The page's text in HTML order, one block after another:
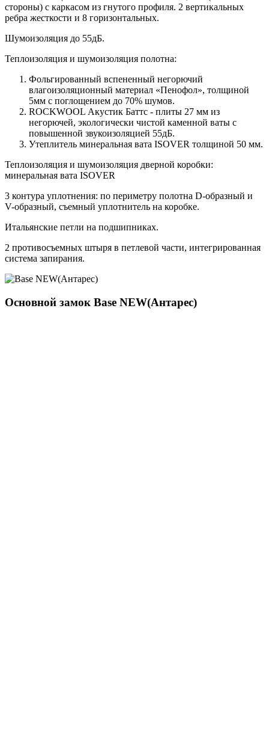
стороны) c каркасом из гнутого профиля. 2 вертикальных
ребра жесткости и 8 горизонтальных.
Шумоизоляция до 55дБ.
Теплоизоляция и шумоизоляция полотна:
Фольгированный вспененный негорючий
влагоизоляционный материал «Пенофол», толщиной
5мм с поглощением до 70% шумов.
ROCKWOOL Акустик Баттс - плиты 27 мм из
негорючей, экологически чистой каменной ваты с
повышенной звукоизоляцией 55дБ.
Утеплитель минеральная вата ISOVER толщиной 50 мм.
Теплоизоляция и шумоизоляция дверной коробки:
минеральная вата ISOVER
3 контура уплотнения: по периметру полотна D-образный и
V-образный, съемный уплотнитель на коробке.
Итальянские петли на подшипниках.
2 противосъемных штыря в петлевой части, интегрированная
система запирания.
Основной замок Base NEW(Антарес)